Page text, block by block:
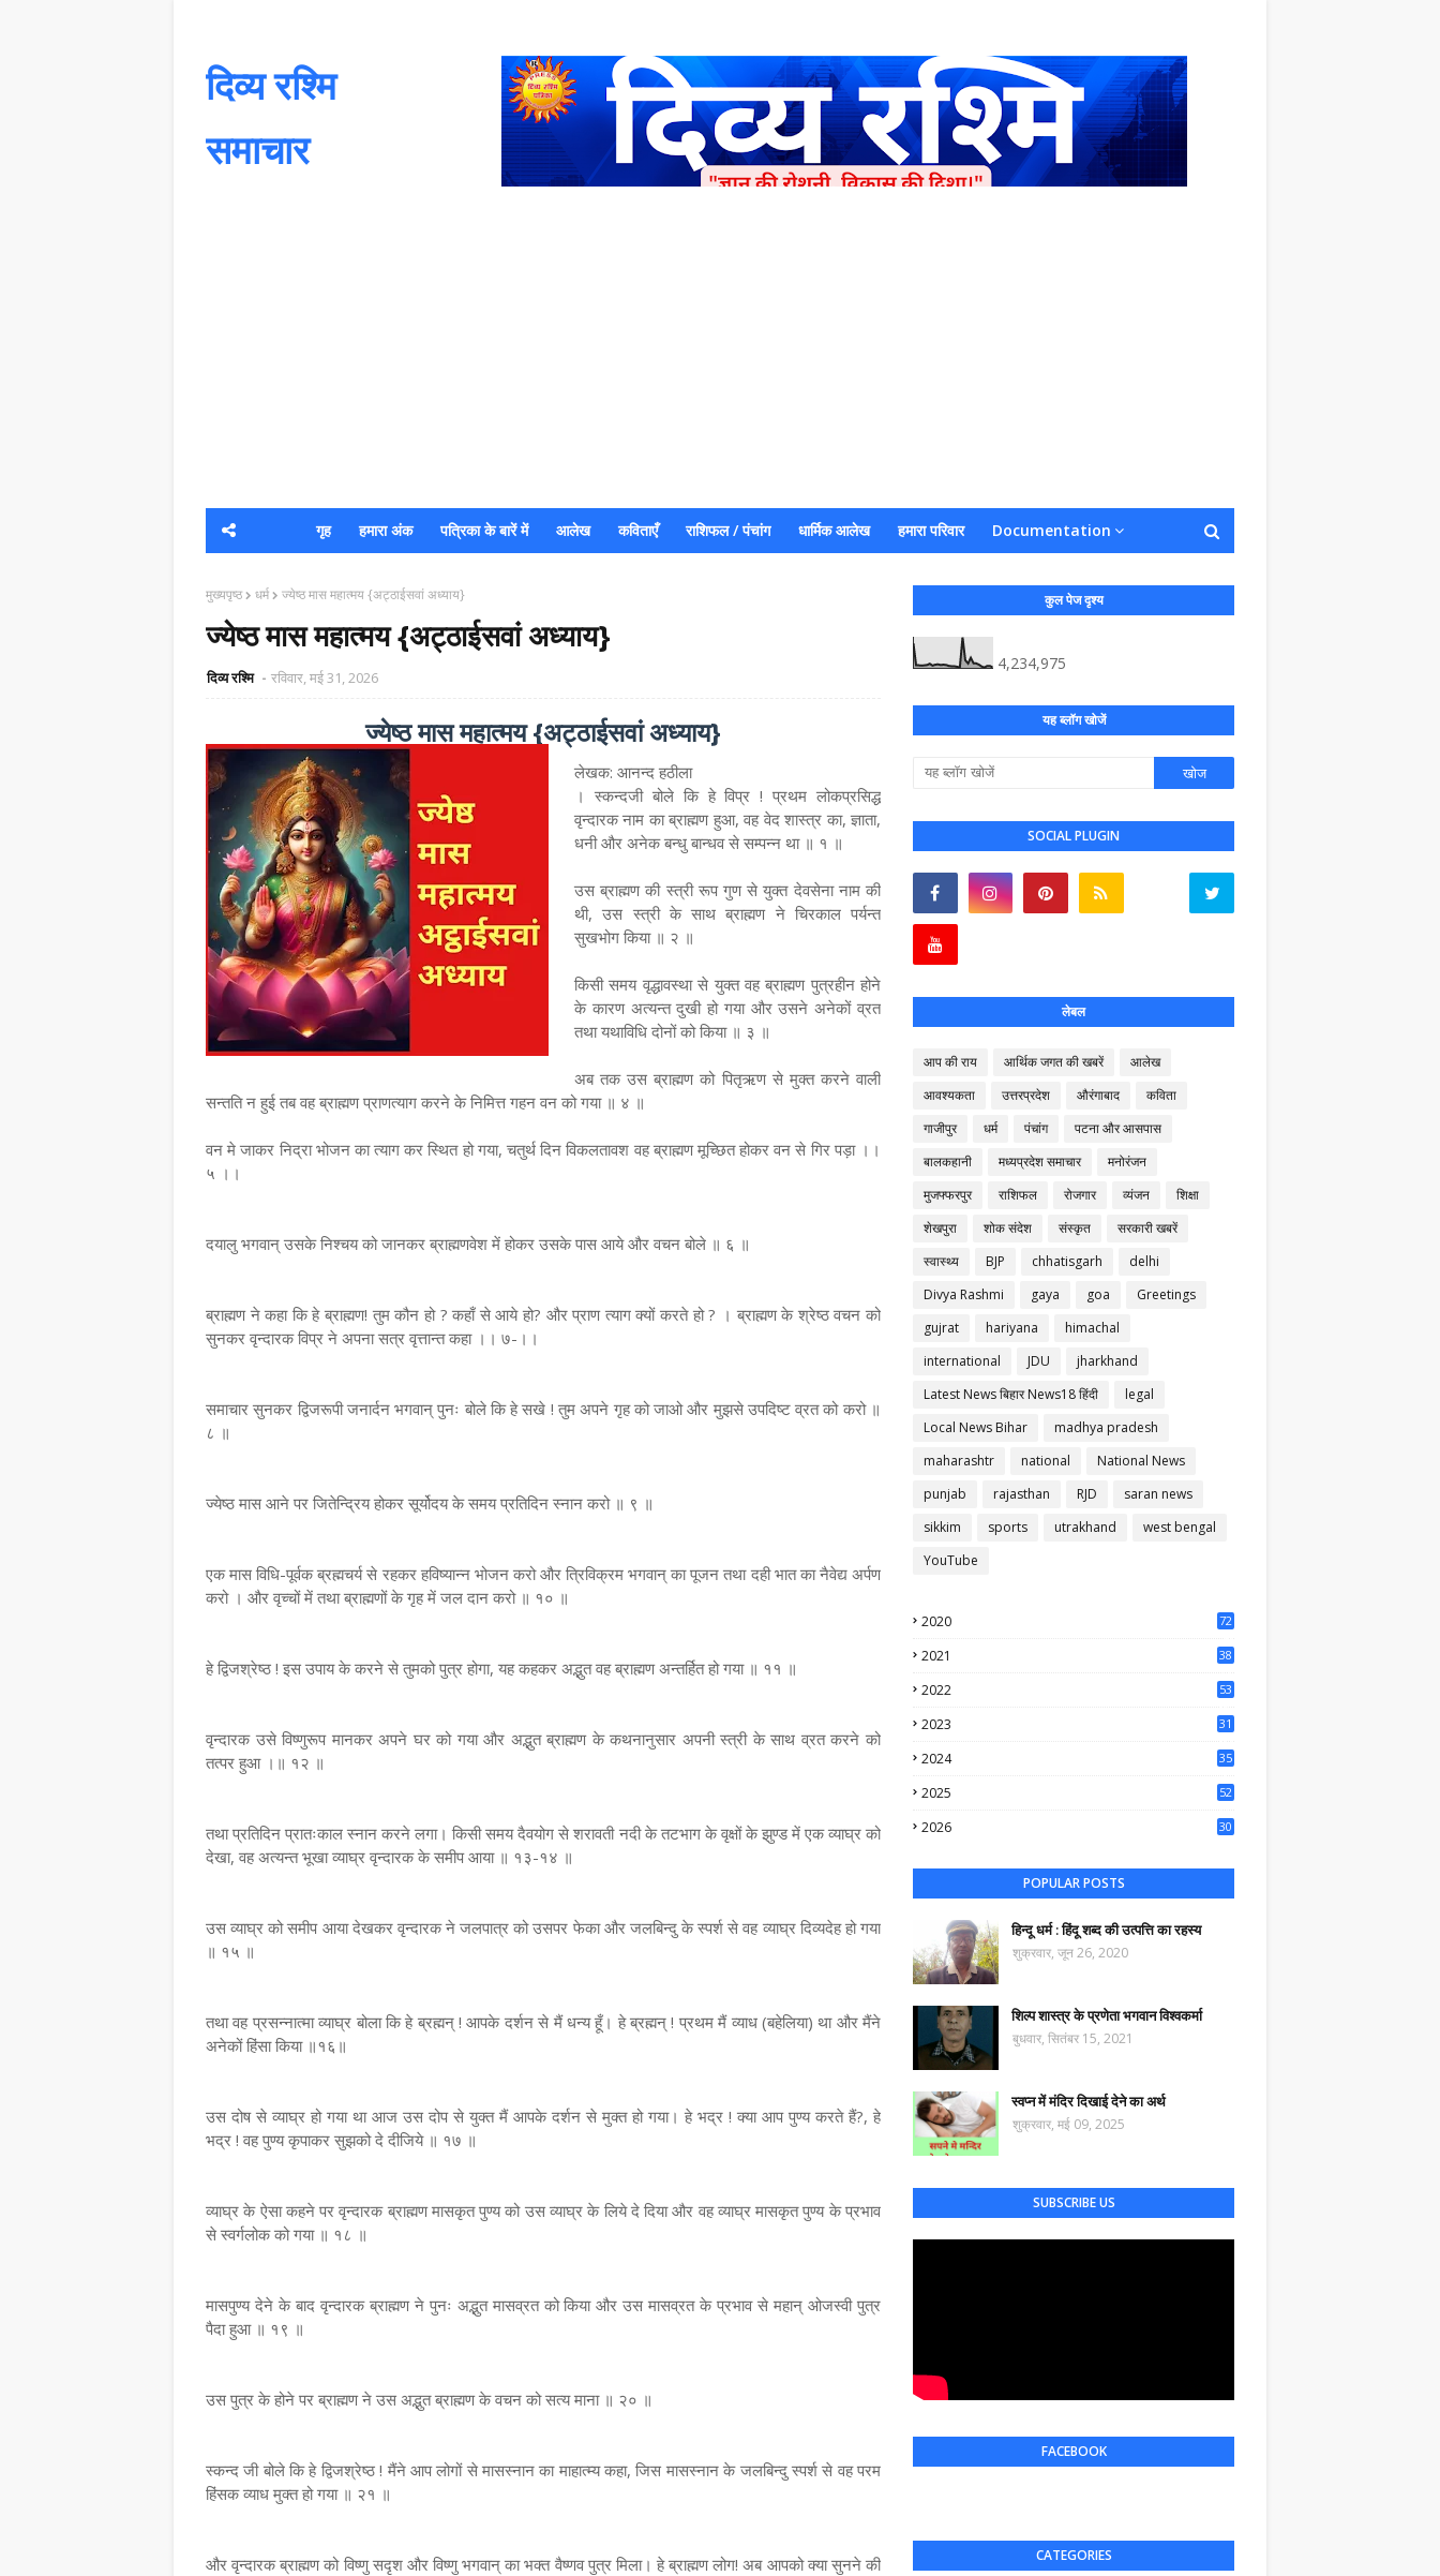
दिव्य रश्मि
समाचार
गृह हमारा अंक पत्रिका के बारें में आलेख कविताएँ राशिफल / पंचांग धार्मिक आलेख हमारा परिवार Documentation
मुख्यपृष्ठ धर्म ज्येष्ठ मास महात्मय {अट्ठाईसवां अध्याय}
ज्येष्ठ मास महात्मय {अट्ठाईसवां अध्याय}
दिव्य रश्मि रविवार, मई 31, 2026
ज्येष्ठ मास महात्मय {अट्ठाईसवां अध्याय}
लेखक: आनन्द हठीला
। स्कन्दजी बोले कि हे विप्र ! प्रथम लोकप्रसिद्ध
वृन्दारक नाम का ब्राह्मण हुआ, वह वेद शास्त्र का, ज्ञाता,
धनी और अनेक बन्धु बान्धव से सम्पन्न था ॥ १ ॥
उस ब्राह्मण की स्त्री रूप गुण से युक्त देवसेना नाम की
थी, उस स्त्री के साथ ब्राह्मण ने चिरकाल पर्यन्त
सुखभोग किया ॥ २ ॥
किसी समय वृद्धावस्था से युक्त वह ब्राह्मण पुत्रहीन होने
के कारण अत्यन्त दुखी हो गया और उसने अनेकों व्रत
तथा यथाविधि दोनों को किया ॥ ३ ॥
अब तक उस ब्राह्मण को पितृऋण से मुक्त करने वाली
सन्तति न हुई तब वह ब्राह्मण प्राणत्याग करने के निमित्त गहन वन को गया ॥ ४ ॥
वन मे जाकर निद्रा भोजन का त्याग कर स्थित हो गया, चतुर्थ दिन विकलतावश वह ब्राह्मण मूच्छित होकर वन से गिर पड़ा ।।
५ ।।
दयालु भगवान् उसके निश्चय को जानकर ब्राह्मणवेश में होकर उसके पास आये और वचन बोले ॥ ६ ॥
ब्राह्मण ने कहा कि हे ब्राह्मण! तुम कौन हो ? कहाँ से आये हो? और प्राण त्याग क्यों करते हो ? । ब्राह्मण के श्रेष्ठ वचन को
सुनकर वृन्दारक विप्र ने अपना सत्र वृत्तान्त कहा ।। ७-।।
समाचार सुनकर द्विजरूपी जनार्दन भगवान् पुनः बोले कि हे सखे ! तुम अपने गृह को जाओ और मुझसे उपदिष्ट व्रत को करो ॥
८ ॥
ज्येष्ठ मास आने पर जितेन्द्रिय होकर सूर्योदय के समय प्रतिदिन स्नान करो ॥ ९ ॥
एक मास विधि-पूर्वक ब्रह्मचर्य से रहकर हविष्यान्न भोजन करो और त्रिविक्रम भगवान् का पूजन तथा दही भात का नैवेद्य अर्पण
करो । और वृच्चों में तथा ब्राह्मणों के गृह में जल दान करो ॥ १० ॥
हे द्विजश्रेष्ठ ! इस उपाय के करने से तुमको पुत्र होगा, यह कहकर अद्भुत वह ब्राह्मण अन्तर्हित हो गया ॥ ११ ॥
वृन्दारक उसे विष्णुरूप मानकर अपने घर को गया और अद्भुत ब्राह्मण के कथनानुसार अपनी स्त्री के साथ व्रत करने को
तत्पर हुआ ।॥ १२ ॥
तथा प्रतिदिन प्रातःकाल स्नान करने लगा। किसी समय दैवयोग से शरावती नदी के तटभाग के वृक्षों के झुण्ड में एक व्याघ्र को
देखा, वह अत्यन्त भूखा व्याघ्र वृन्दारक के समीप आया ॥ १३-१४ ॥
उस व्याघ्र को समीप आया देखकर वृन्दारक ने जलपात्र को उसपर फेका और जलबिन्दु के स्पर्श से वह व्याघ्र दिव्यदेह हो गया
॥ १५ ॥
तथा वह प्रसन्नात्मा व्याघ्र बोला कि हे ब्रह्मन् ! आपके दर्शन से मैं धन्य हूँ। हे ब्रह्मन् ! प्रथम मैं व्याध (बहेलिया) था और मैंने
अनेकों हिंसा किया ॥१६॥
उस दोष से व्याघ्र हो गया था आज उस दोप से युक्त मैं आपके दर्शन से मुक्त हो गया। हे भद्र ! क्या आप पुण्य करते हैं?, हे
भद्र ! वह पुण्य कृपाकर सुझको दे दीजिये ॥ १७ ॥
व्याघ्र के ऐसा कहने पर वृन्दारक ब्राह्मण मासकृत पुण्य को उस व्याघ्र के लिये दे दिया और वह व्याघ्र मासकृत पुण्य के प्रभाव
से स्वर्गलोक को गया ॥ १८ ॥
मासपुण्य देने के बाद वृन्दारक ब्राह्मण ने पुनः अद्भुत मासव्रत को किया और उस मासव्रत के प्रभाव से महान् ओजस्वी पुत्र
पैदा हुआ ॥ १९ ॥
उस पुत्र के होने पर ब्राह्मण ने उस अद्भुत ब्राह्मण के वचन को सत्य माना ॥ २० ॥
स्कन्द जी बोले कि हे द्विजश्रेष्ठ ! मैंने आप लोगों से मासस्नान का माहात्म्य कहा, जिस मासस्नान के जलबिन्दु स्पर्श से वह परम
हिंसक व्याध मुक्त हो गया ॥ २१ ॥
और वृन्दारक ब्राह्मण को विष्णु सदृश और विष्णु भगवान् का भक्त वैष्णव पुत्र मिला। हे ब्राह्मण लोग! अब आपको क्या सुनने की
कुल पेज दृश्य
4,234,975
यह ब्लॉग खोजें
SOCIAL PLUGIN
लेबल
आप की राय आर्थिक जगत की खबरें
आलेख
आवश्यकता
उत्तरप्रदेश औरंगाबाद
कविता
गाजीपुर
धर्म पंचांग
पटना और आसपास
बालकहानी
मध्यप्रदेश समाचार
मनोरंजन
मुजफ्फरपुर
राशिफल रोजगार व्यंजन
शिक्षा
शेखपुरा
शोक संदेश संस्कृत
सरकारी खबरें
स्वास्थ्य
BJP chhatisgarh
delhi
Divya Rashmi
gaya goa
Greetings
gujrat
hariyana
himachal
international
JDU
jharkhand
Latest News बिहार News18 हिंदी
legal
Local News Bihar
madhya pradesh
maharashtr
national
National News
punjab
rajasthan RJD
saran news
sikkim
sports utrakhand
west bengal
YouTube
2020
72
2021
38
2022
53
2023
31
2024
35
2025
52
2026
30
POPULAR POSTS
हिन्दू धर्म : हिंदू शब्द की उत्पत्ति का रहस्य
शुक्रवार, जून 26, 2020
शिल्प शास्त्र के प्रणेता भगवान विश्वकर्मा
बुधवार, सितंबर 15, 2021
स्वप्न में मंदिर दिखाई देने का अर्थ
शुक्रवार, मई 09, 2025
SUBSCRIBE US
FACEBOOK
CATEGORIES